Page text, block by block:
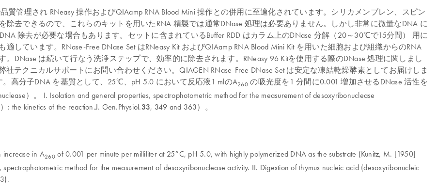
質管理され RNeasy 操作およびQIAamp RNA Blood Mini 操作との併用に至適化されています。シリカメンブレン、スピン
除去できるので、これらのキットを用いたRNA 精製では通常DNase 処理は必要ありません。しかし非常に微量なDNA に
除去が必要な場合もあります。セットに含まれているBuffer RDD はカラム上のDNase 分解（20～30℃で15分間） 用に
しています。RNase-Free DNase Set はRNeasy Kit およびQIAamp RNA Blood Mini Kit を用いた細胞および組織からのRNA
DNase は続いて行なう洗浄ステップで、効率的に除去されます。RNeasy 96 Kitを使用する際のDNase 処理に関しまし
テクニカルサポートにお問い合わせください。QIAGEN RNase-Free DNase Set は安定な凍結乾燥酵素としてお届けしま
。高分子DNA を基質として、25℃、pH 5.0 において反応液1 mlのA260 の吸光度を1 分間に0.001 増加させるDNase 活性を
）。 I. Isolation and general properties, spectrophotometric method for the measurement of desoxyribonuclease
: the kinetics of the reaction.J. Gen.Physiol.33, 349 and 363）。
increase in A260 of 0.001 per minute per milliliter at 25°C, pH 5.0, with highly polymerized DNA as the substrate (Kunitz, M. [1950]
method for the measurement of desoxyribonuclease activity. II. Digestion of thymus nucleic acid (desoxyribonucleic